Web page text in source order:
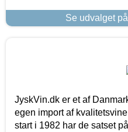
Se udvalget
JyskVin.dk er et af
egen import af
start i 1982 har de satset